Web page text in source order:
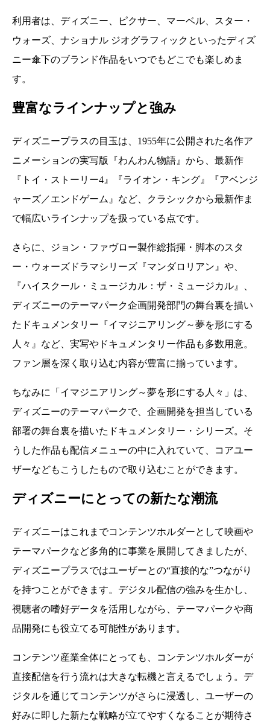
利用者は、ディズニー、ピクサー、マーベル、スター・
ウォーズ、ナショナル ジオグラフィックといったディズ
ニー傘下のブランド作品をいつでもどこでも楽しめま
す。
豊富なラインナップと強み
ディズニープラスの目玉は、1955年に公開された名作ア
ニメーションの実写版『わんわん物語』から、最新作
『トイ・ストーリー4』『ライオン・キング』『アベンジ
ャーズ／エンドゲーム』など、クラシックから最新作ま
で幅広いラインナップを扱っている点です。
さらに、ジョン・ファヴロー製作総指揮・脚本のスタ
ー・ウォーズドラマシリーズ『マンダロリアン』や、
『ハイスクール・ミュージカル：ザ・ミュージカル』、
ディズニーのテーマパーク企画開発部門の舞台裏を描い
たドキュメンタリー『イマジニアリング～夢を形にする
人々』など、実写やドキュメンタリー作品も多数用意。
ファン層を深く取り込む内容が豊富に揃っています。
ちなみに「イマジニアリング～夢を形にする人々」は、
ディズニーのテーマパークで、企画開発を担当している
部署の舞台裏を描いたドキュメンタリー・シリーズ。そ
うした作品も配信メニューの中に入れていて、コアユー
ザーなどもこうしたもので取り込むことができます。
ディズニーにとっての新たな潮流
ディズニーはこれまでコンテンツホルダーとして映画や
テーマパークなど多角的に事業を展開してきましたが、
ディズニープラスではユーザーとの“直接的な”つながり
を持つことができます。デジタル配信の強みを生かし、
視聴者の嗜好データを活用しながら、テーマパークや商
品開発にも役立てる可能性があります。
コンテンツ産業全体にとっても、コンテンツホルダーが
直接配信を行う流れは大きな転機と言えるでしょう。デ
ジタルを通じてコンテンツがさらに浸透し、ユーザーの
好みに即した新たな戦略が立てやすくなることが期待さ